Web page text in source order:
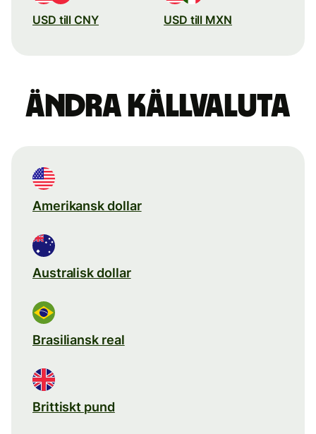
USD till CNY USD till MXN
Ändra källvaluta
Amerikansk dollar
Australisk dollar
Brasiliansk real
Brittiskt pund